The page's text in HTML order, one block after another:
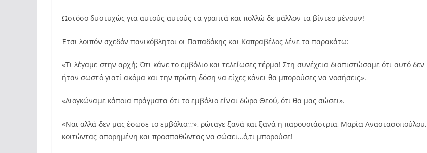
Ωστόσο δυστυχώς για αυτούς αυτούς τα γραπτά και πολλώ δε μάλλον τα βίντεο μένουν!
Έτσι λοιπόν σχεδόν πανικόβλητοι οι Παπαδάκης και Καπραβέλος λένε τα παρακάτω:
«Τι λέγαμε στην αρχή; Ότι κάνε το εμβόλιο και τελείωσες τέρμα! Στη συνέχεια διαπιστώσαμε ότι αυτό δεν
ήταν σωστό γιατί ακόμα και την πρώτη δόση να είχες κάνει θα μπορούσες να νοσήσεις».
«Διογκώναμε κάποια πράγματα ότι το εμβόλιο είναι δώρο Θεού, ότι θα μας σώσει».
«Ναι αλλά δεν μας έσωσε το εμβόλιο;;;», ρώταγε ξανά και ξανά η παρουσιάστρια, Μαρία Αναστασοπούλου,
κοιτώντας απορημένη και προσπαθώντας να σώσει…ό,τι μπορούσε!